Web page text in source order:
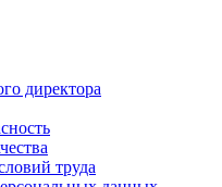
директора
труда